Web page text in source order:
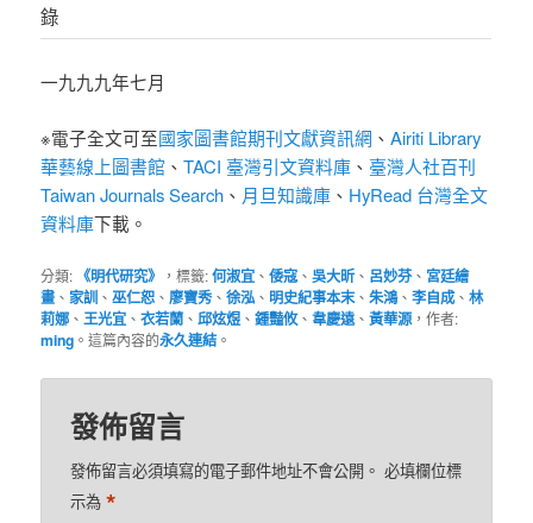
錄
一九九九年七月
※電子全文可至國家圖書館期刊文獻資訊網 、Airiti Library
華藝線上圖書館 、TACI 臺灣引文資料庫 、 臺灣人社百刊
Taiwan Journals Search 、 月旦知識庫 、 HyRead 台灣全文
資料庫下載。
分類: 《明代研究》 ，標籤:何淑宜 、倭寇、吳大昕、 呂妙芬、 宮廷繪
畫 、 家訓 、巫仁恕 、 廖寶秀、徐泓 、 明史紀事本末、朱鴻、李自成、林
莉娜 、王光宜 、衣若蘭 、邱炫煜 、鍾豔攸、韋慶遠 、黃華源，作者:
ming 。這篇內容的永久連結。
發佈留言
發佈留言必須填寫的電子郵件地址不會公開。 必填欄位標
示為 *